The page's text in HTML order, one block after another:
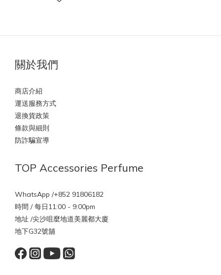
關於我們
商店介紹
運送服務方式
退換貨政策
條款與細則
防詐騙宣導
TOP Accessories Perfume
WhatsApp /+852 91806182
時間 / 每日11:00 - 9:00pm
地址 /尖沙咀麼地道美麗都大廈
地下G32號舖